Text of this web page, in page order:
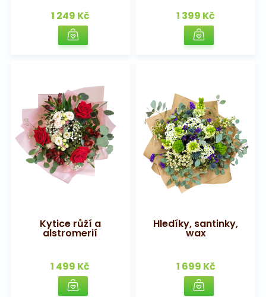
1 249 Kč
1 399 Kč
Kytice růží a
alstromerií
1 499 Kč
Hledíky, santinky,
wax
1 699 Kč